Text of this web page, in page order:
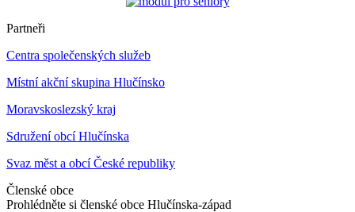
Partneři
Centra společenských služeb
Místní akční skupina Hlučínsko
Moravskoslezský kraj
Sdružení obcí Hlučínska
Svaz měst a obcí České republiky
Členské obce
Prohlédněte si členské obce Hlučínska-západ